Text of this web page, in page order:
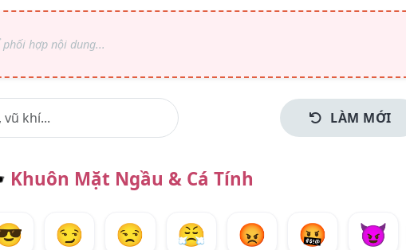
LÀM MỚI
Khuôn Mặt Ngầu & Cá Tính
😏 😒 😤 😡 🤬 😈